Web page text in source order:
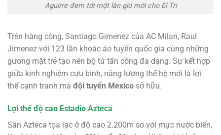
Aguirre đem tới một làn gió mới cho El Tri
Trên hàng công, Santiago Gimenez của AC Milan, Raul
Jimenez với 123 lần khoác áo tuyển quốc gia cùng những
gương mặt trẻ tạo nên bộ tứ tấn công đa dạng. Sự kết hợp
giữa kinh nghiệm cựu binh, năng lượng thế hệ mới là lợi
thế cạnh tranh mà đội tuyển Mexico sở hữu.
Lợi thế độ cao Estadio Azteca
Sân Azteca tọa lạc ở độ cao 2.200m so với mực nước biển,